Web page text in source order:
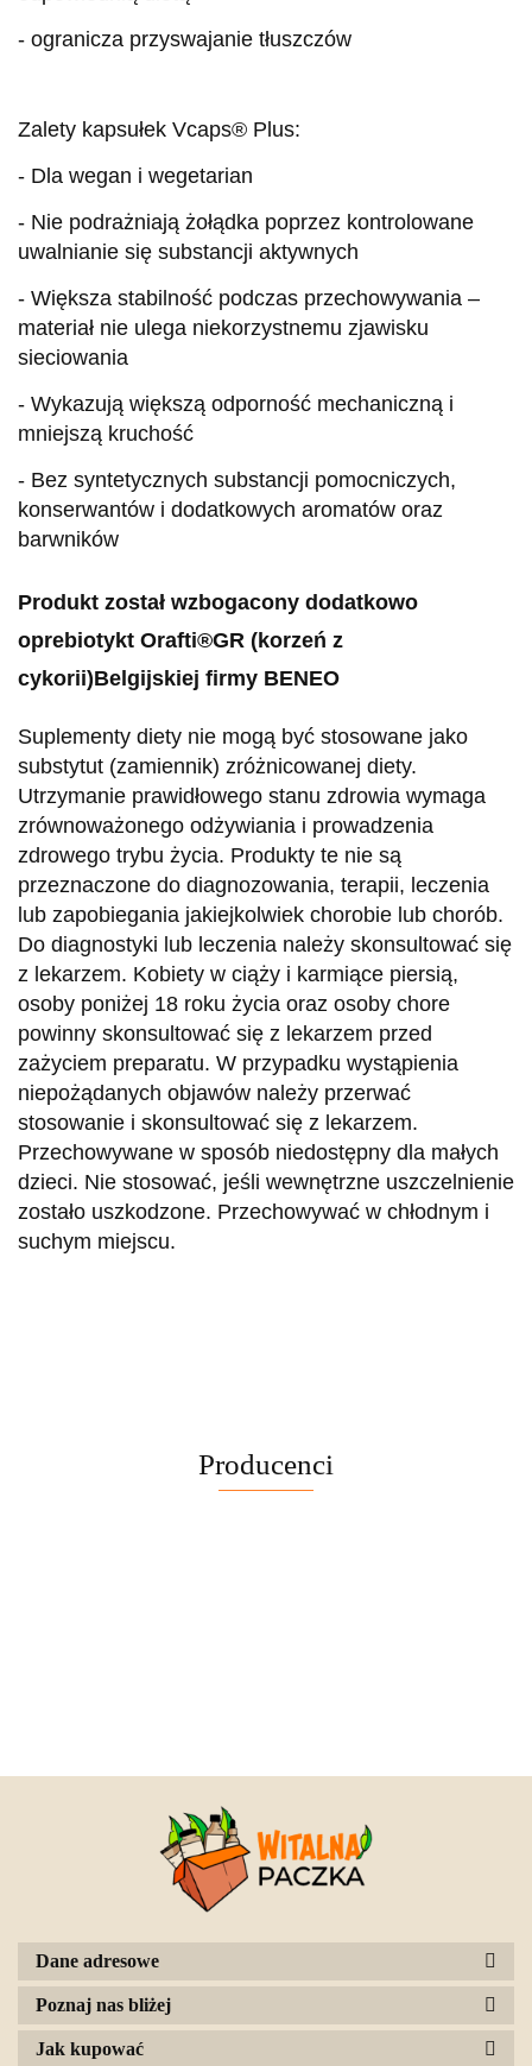
- ogranicza przyswajanie tłuszczów
Zalety kapsułek Vcaps® Plus:
- Dla wegan i wegetarian
- Nie podrażniają żołądka poprzez kontrolowane
uwalnianie się substancji aktywnych
- Większa stabilność podczas przechowywania –
materiał nie ulega niekorzystnemu zjawisku
sieciowania
- Wykazują większą odporność mechaniczną i
mniejszą kruchość
- Bez syntetycznych substancji pomocniczych,
konserwantów i dodatkowych aromatów oraz
barwników
Produkt został wzbogacony dodatkowo
oprebiotykt Orafti®GR (korzeń z
cykorii)Belgijskiej firmy BENEO
Suplementy diety nie mogą być stosowane jako
substytut (zamiennik) zróżnicowanej diety.
Utrzymanie prawidłowego stanu zdrowia wymaga
zrównoważonego odżywiania i prowadzenia
zdrowego trybu życia. Produkty te nie są
przeznaczone do diagnozowania, terapii, leczenia
lub zapobiegania jakiejkolwiek chorobie lub chorób.
Do diagnostyki lub leczenia należy skonsultować się
z lekarzem. Kobiety w ciąży i karmiące piersią,
osoby poniżej 18 roku życia oraz osoby chore
powinny skonsultować się z lekarzem przed
zażyciem preparatu. W przypadku wystąpienia
niepożądanych objawów należy przerwać
stosowanie i skonsultować się z lekarzem.
Przechowywane w sposób niedostępny dla małych
dzieci. Nie stosować, jeśli wewnętrzne uszczelnienie
zostało uszkodzone. Przechowywać w chłodnym i
suchym miejscu.
Producenci
Dane adresowe
Poznaj nas bliżej
Jak kupować